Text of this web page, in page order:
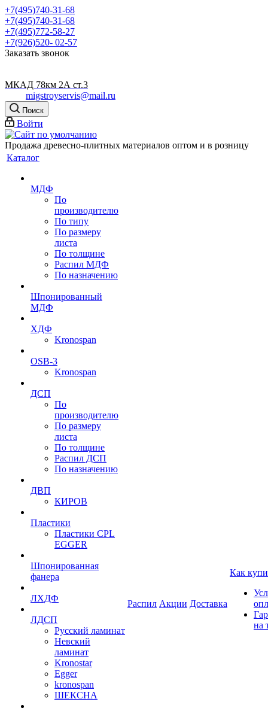
+7(495)740-31-68
+7(495)740-31-68
+7(495)772-58-27
+7(926)520- 02-57
Заказать звонок
МКАД 78км 2А ст.3
migstroyservis@mail.ru
Поиск
Войти
Продажа древесно-плитных материалов оптом и в розницу
Каталог
МДФ
По
производителю
По типу
По размеру
листа
По толщине
Распил МДФ
По назначению
Шпонированный
МДФ
ХДФ
Kronospan
OSB-3
Kronospan
ДСП
По
производителю
По размеру
листа
По толщине
Распил ДСП
По назначению
ДВП
КИРОВ
Пластики
Пластики CPL
EGGER
Шпонированная
фанера
ЛХДФ
ЛДСП
Русский ламинат
Невский
ламинат
Kronostar
Egger
kronospan
ШЕКСНА
Распил Акции Доставка
Как
на